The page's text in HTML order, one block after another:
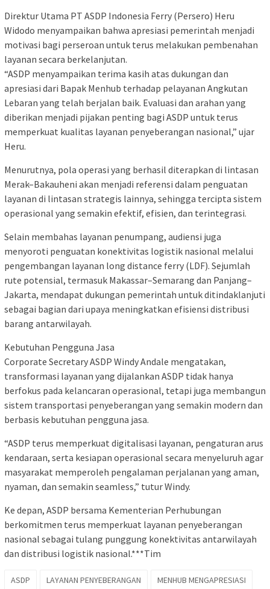
Direktur Utama PT ASDP Indonesia Ferry (Persero) Heru
Widodo menyampaikan bahwa apresiasi pemerintah menjadi
motivasi bagi perseroan untuk terus melakukan pembenahan
layanan secara berkelanjutan.
“ASDP menyampaikan terima kasih atas dukungan dan
apresiasi dari Bapak Menhub terhadap pelayanan Angkutan
Lebaran yang telah berjalan baik. Evaluasi dan arahan yang
diberikan menjadi pijakan penting bagi ASDP untuk terus
memperkuat kualitas layanan penyeberangan nasional,” ujar
Heru.
Menurutnya, pola operasi yang berhasil diterapkan di lintasan
Merak–Bakauheni akan menjadi referensi dalam penguatan
layanan di lintasan strategis lainnya, sehingga tercipta sistem
operasional yang semakin efektif, efisien, dan terintegrasi.
Selain membahas layanan penumpang, audiensi juga
menyoroti penguatan konektivitas logistik nasional melalui
pengembangan layanan long distance ferry (LDF). Sejumlah
rute potensial, termasuk Makassar–Semarang dan Panjang–
Jakarta, mendapat dukungan pemerintah untuk ditindaklanjuti
sebagai bagian dari upaya meningkatkan efisiensi distribusi
barang antarwilayah.
Kebutuhan Pengguna Jasa
Corporate Secretary ASDP Windy Andale mengatakan,
transformasi layanan yang dijalankan ASDP tidak hanya
berfokus pada kelancaran operasional, tetapi juga membangun
sistem transportasi penyeberangan yang semakin modern dan
berbasis kebutuhan pengguna jasa.
“ASDP terus memperkuat digitalisasi layanan, pengaturan arus
kendaraan, serta kesiapan operasional secara menyeluruh agar
masyarakat memperoleh pengalaman perjalanan yang aman,
nyaman, dan semakin seamless,” tutur Windy.
Ke depan, ASDP bersama Kementerian Perhubungan
berkomitmen terus memperkuat layanan penyeberangan
nasional sebagai tulang punggung konektivitas antarwilayah
dan distribusi logistik nasional.***Tim
ASDP LAYANAN PENYEBERANGAN MENHUB MENGAPRESIASI